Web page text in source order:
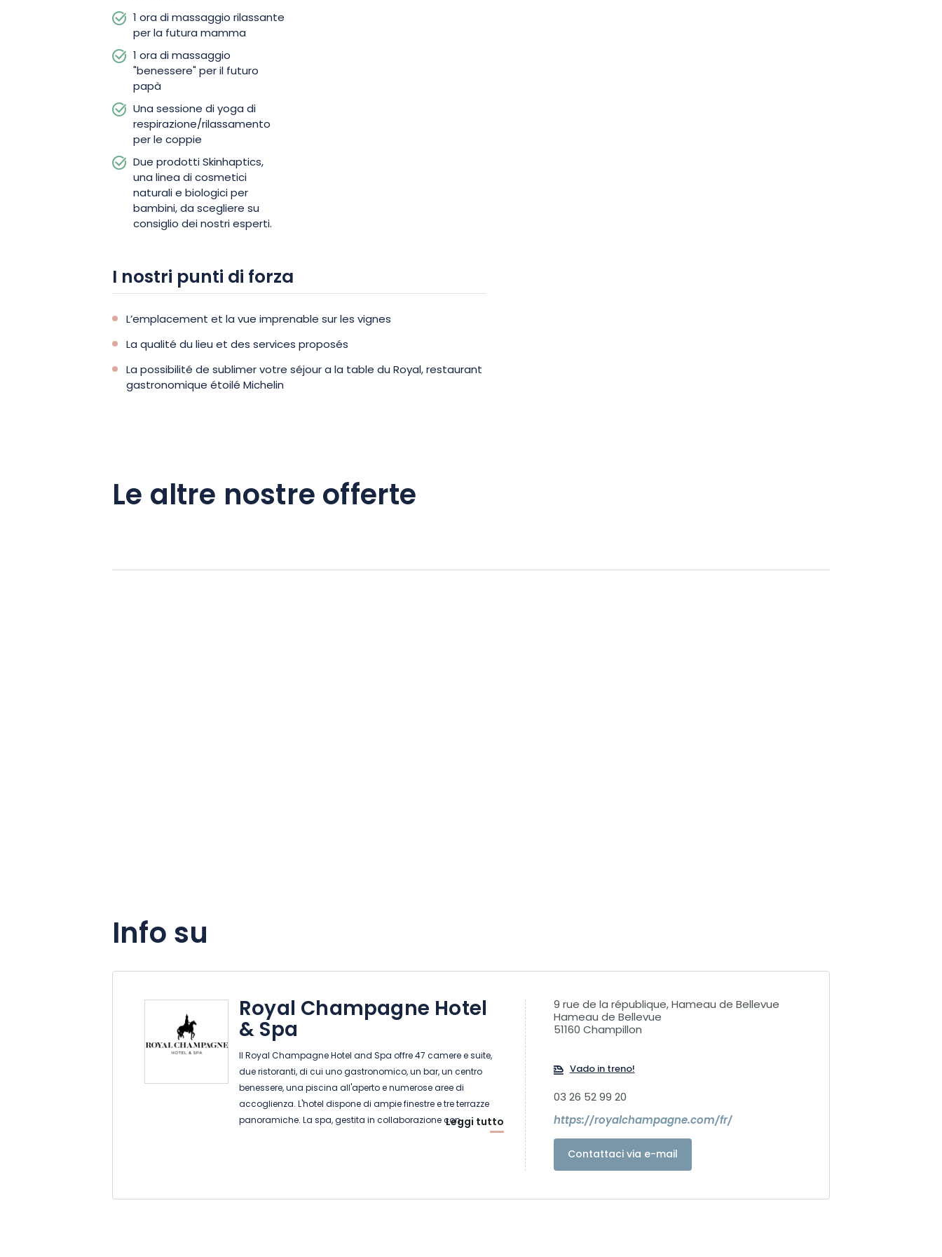
preziosi consigli e vi guideranno nelle vostre scelte. Vi aiuteranno ad
accogliere il vostro piccolo con fiducia!
1 ora di massaggio rilassante
per la futura mamma
1 ora di massaggio
"benessere" per il futuro
papà
Una sessione di yoga di
respirazione/rilassamento
per le coppie
Due prodotti Skinhaptics,
una linea di cosmetici
naturali e biologici per
bambini, da scegliere su
consiglio dei nostri esperti.
I nostri punti di forza
L’emplacement et la vue imprenable sur les vignes
La qualité du lieu et des services proposés
La possibilité de sublimer votre séjour a la table du Royal, restaurant
gastronomique étoilé Michelin
Le altre nostre offerte
Info su
Royal Champagne Hotel
& Spa
Il Royal Champagne Hotel and Spa offre 47 camere e suite,
due ristoranti, di cui uno gastronomico, un bar, un centro
benessere, una piscina all'aperto e numerose aree di
accoglienza. L'hotel dispone di ampie finestre e tre terrazze
panoramiche. La spa, gestita in collaborazione con
della Champagne e tutte le camere e le suite godono di una
Leggi tutto
9 rue de la république, Hameau de Bellevue
Hameau de Bellevue
51160 Champillon
Vado in treno!
03 26 52 99 20
https://royalchampagne.com/fr/
Contattaci via e-mail